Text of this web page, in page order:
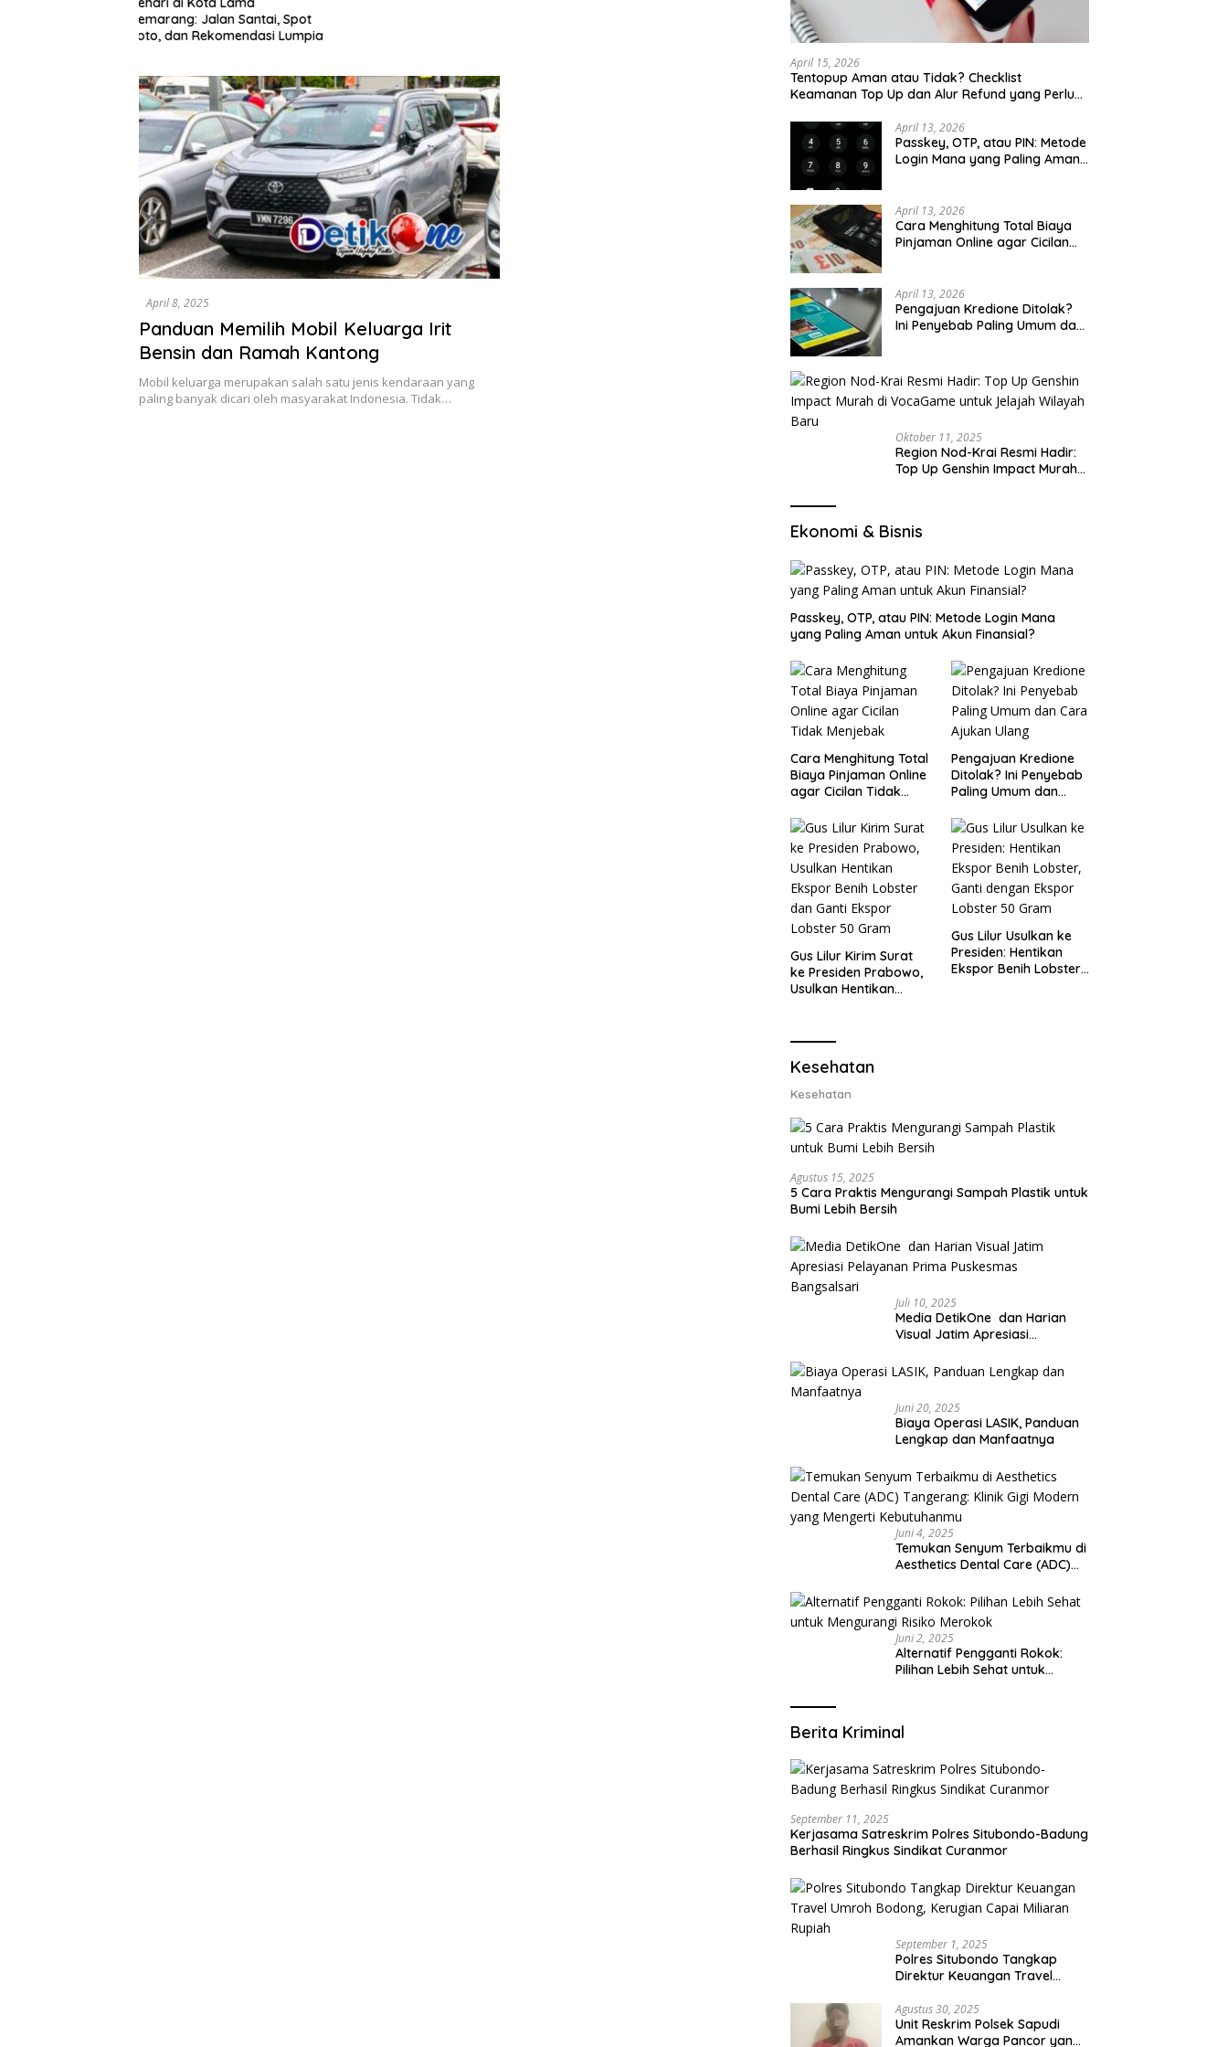
April 8, 2025
Panduan Memilih Mobil Keluarga Irit
Bensin dan Ramah Kantong
Mobil keluarga merupakan salah satu jenis kendaraan yang
paling banyak dicari oleh masyarakat Indonesia. Tidak…
April 15, 2026
Tentopup Aman atau Tidak? Checklist
Keamanan Top Up dan Alur Refund yang Perlu
April 13, 2026
Passkey, OTP, atau PIN: Metode
Login Mana yang Paling Aman
April 13, 2026
Cara Menghitung Total Biaya
Pinjaman Online agar Cicilan
April 13, 2026
Pengajuan Kredione Ditolak?
Ini Penyebab Paling Umum dan
Oktober 11, 2025
Region Nod-Krai Resmi Hadir:
Top Up Genshin Impact Murah
Ekonomi & Bisnis
Passkey, OTP, atau PIN: Metode Login Mana
yang Paling Aman untuk Akun Finansial?
Cara Menghitung Total
Biaya Pinjaman Online
agar Cicilan Tidak
Pengajuan Kredione
Ditolak? Ini Penyebab
Paling Umum dan
Gus Lilur Kirim Surat
ke Presiden Prabowo,
Usulkan Hentikan
Lobster 50 Gram
Gus Lilur Usulkan ke
Presiden: Hentikan
Ekspor Benih Lobster,
Kesehatan
Kesehatan
Agustus 15, 2025
5 Cara Praktis Mengurangi Sampah Plastik untuk
Bumi Lebih Bersih
Juli 10, 2025
Media DetikOne dan Harian
Visual Jatim Apresiasi
Bangsalsari
Juni 20, 2025
Biaya Operasi LASIK, Panduan
Lengkap dan Manfaatnya
Juni 4, 2025
Temukan Senyum Terbaikmu di
Aesthetics Dental Care (ADC)
yang Mengerti Kebutuhanmu
Juni 2, 2025
Alternatif Pengganti Rokok:
Pilihan Lebih Sehat untuk
Berita Kriminal
September 11, 2025
Kerjasama Satreskrim Polres Situbondo-Badung
Berhasil Ringkus Sindikat Curanmor
September 1, 2025
Polres Situbondo Tangkap
Direktur Keuangan Travel
Capai Miliaran Rupiah
Agustus 30, 2025
Unit Reskrim Polsek Sapudi
Amankan Warga Pancor yang